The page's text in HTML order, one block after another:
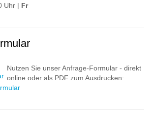
Uhr | Fr
Nutzen Sie unser Anfrage-Formular - direkt
online oder als PDF zum Ausdrucken: